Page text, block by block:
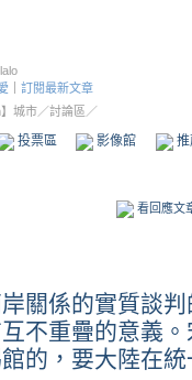
訂閱最新文章
】城市／討論區／
投票區 影像館
看回應文
關係的實質談
不重疊的意義
的，要大陸在